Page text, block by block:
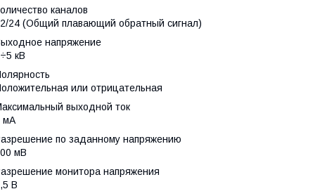
каналов
24 (Общий плавающий обратный сигнал)
напряжение
кВ
или отрицательная
выходной ток
мА
по заданному напряжению
мВ
монитора напряжения
В